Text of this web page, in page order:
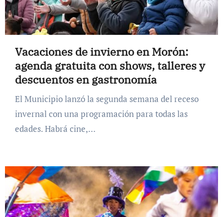
Vacaciones de invierno en Morón:
agenda gratuita con shows, talleres y
descuentos en gastronomía
El Municipio lanzó la segunda semana del receso
invernal con una programación para todas las
edades. Habrá cine,…